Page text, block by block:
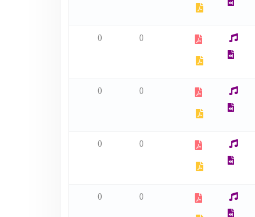
0
0
0
0
0
0
0
0